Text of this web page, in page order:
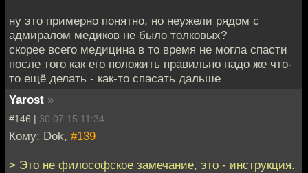
ну это примерно понятно, но неужели рядом с
адмиралом медиков не было толковых?
скорее всего медицина в то время не могла спасти
после того как его положить правильно надо же что-
то ещё делать - как-то спасать дальше
Yarost »
#146 | 30.07.15 11:34
Кому: Dok, #139
> Это не философское замечание, это - инструкция.